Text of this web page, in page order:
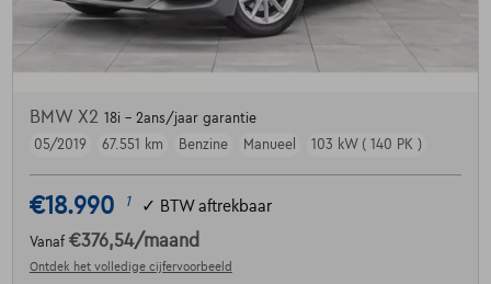
BMW X2 18i - 2ans/jaar garantie
05/2019
67.551 km Benzine Manueel 103 kW ( 140 PK )
€18.990 1 ✓ BTW aftrekbaar
Vanaf €376,54/maand
Ontdek het volledige cijfervoorbeeld